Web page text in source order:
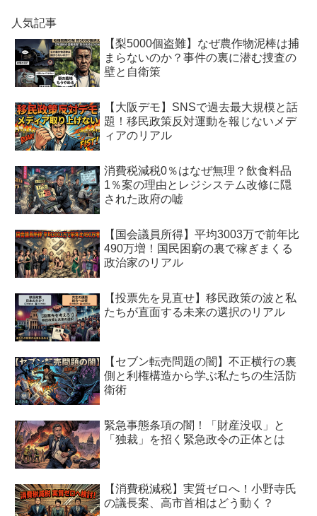
人気記事
【梨5000個盗難】なぜ農作物泥棒は捕
まらないのか？事件の裏に潜む捜査の
壁と自衛策
【大阪デモ】SNSで過去最大規模と話
題！移民政策反対運動を報じないメデ
ィアのリアル
消費税減税0％はなぜ無理？飲食料品
1％案の理由とレジシステム改修に隠
された政府の嘘
【国会議員所得】平均3003万で前年比
490万増！国民困窮の裏で稼ぎまくる
政治家のリアル
【投票先を見直せ】移民政策の波と私
たちが直面する未来の選択のリアル
【セブン転売問題の闇】不正横行の裏
側と利権構造から学ぶ私たちの生活防
衛術
緊急事態条項の闇！「財産没収」と
「独裁」を招く緊急政令の正体とは
【消費税減税】実質ゼロへ！小野寺氏
の議長案、高市首相はどう動く？